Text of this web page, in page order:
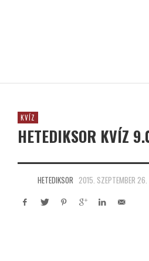
KVÍZ
HETEDIKSOR KVÍZ
HETEDIKSOR 2015. SZEPTEMBER